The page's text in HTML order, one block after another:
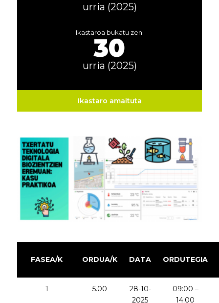
urria (2025)
Ikastaroa bukatu zen:
30
urria (2025)
Ikastaro amaituta
FASEA/K ORDUA/K DATA ORDUTEGIA
1 5.00
28-10-
2025
09:00 –
14:00